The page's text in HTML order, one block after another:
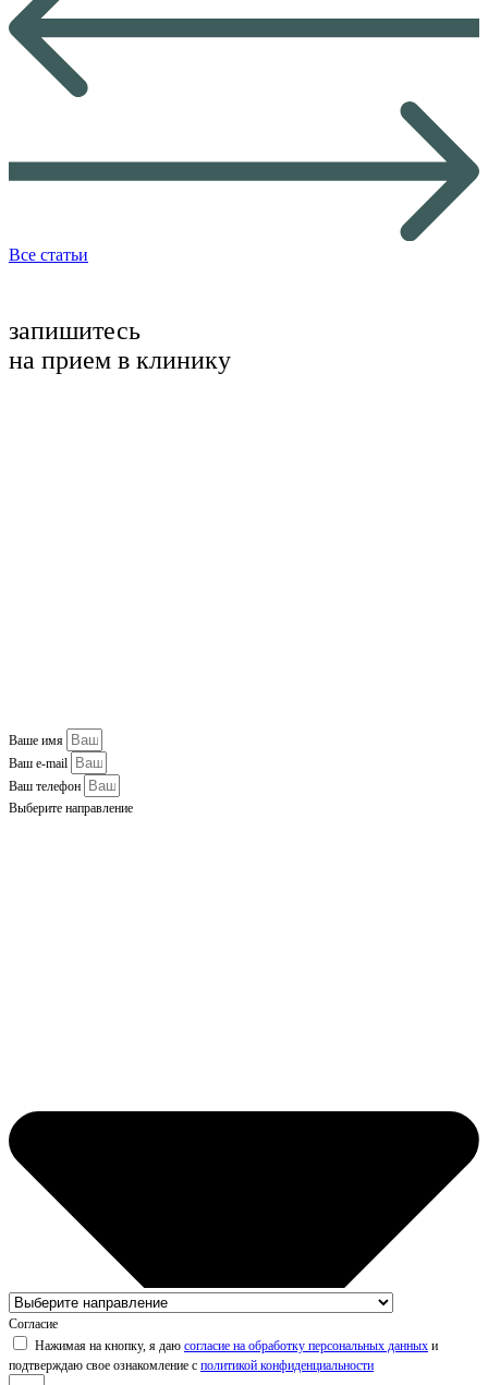
Все статьи
запишитесь
на прием в клинику
Ваше имя
Ваш e-mail
Ваш телефон
Выберите направление
Согласие
Нажимая на кнопку, я даю согласие на обработку персональных данных и
подтверждаю свое ознакомление с политикой конфиденциальности